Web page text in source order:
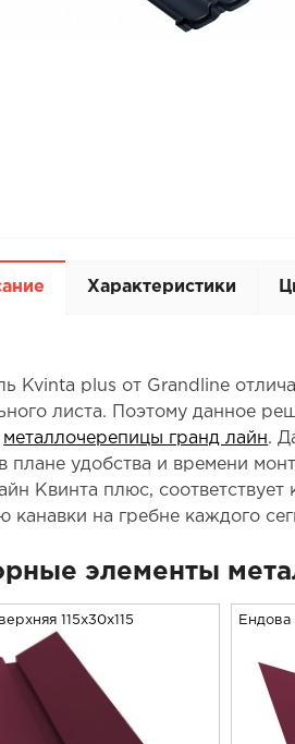
Характеристики
Kvinta plus от Grandline
листа. Поэтому данное
металлочерепицы гранд лайн.
плане удобства и времени
Квинта плюс,
канавки на гребне каждого
элементы
115x30x115 Ендова